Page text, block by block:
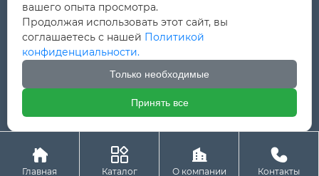
 yanali@hualongm.com

351144, Китай, пров.Фуцзянь, г. Путянь, район Личэн,
промышленная зона Хуанши

Авторское право © ООО "Fujian Province HuaLong

Главная

Каталог

О компании

Контакты
вашего опыта просмотра.
Продолжая использовать этот сайт, вы
соглашаетесь с нашей Политикой
конфиденциальности.
Только необходимые
Принять все